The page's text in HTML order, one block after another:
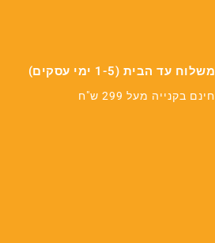
משלוח עד הבית (1-5 ימי עסקים)
חינם בקנייה מעל 299 ש"ח